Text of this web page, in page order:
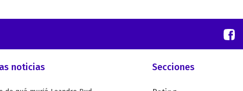
noticias Secciones